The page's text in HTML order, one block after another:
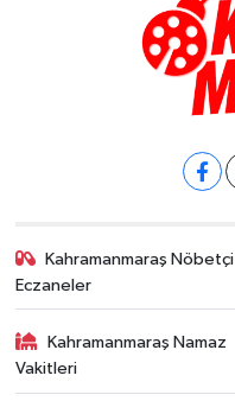
Kahramanmaraş Nöbetçi
Eczaneler
Kahramanmaraş Namaz
Vakitleri